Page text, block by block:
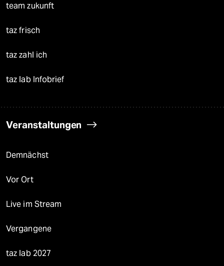
team zukunft
taz frisch
taz zahl ich
taz lab Infobrief
Veranstaltungen
Demnächst
Vor Ort
Live im Stream
Vergangene
taz lab 2027